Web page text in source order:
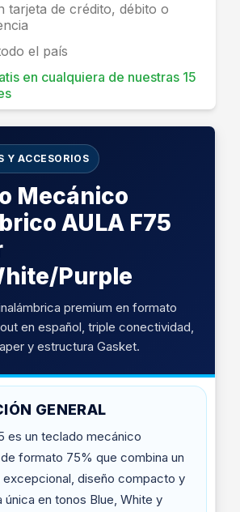
tarjeta de crédito, débito o
el país
en cualquiera de nuestras 15
Y ACCESORIOS
Mecánico
AULA F75
Purple
premium en formato
en español, triple conectividad,
y estructura Gasket.
GENERAL
es un teclado mecánico
formato 75% que combina un
excepcional, diseño compacto y
única en tonos Blue, White y